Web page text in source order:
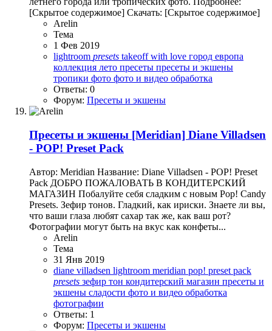
[Скрытое содержимое] Скачать: [Скрытое содержимое]
Arelin
Тема
1 Фев 2019
lightroom presets takeoff with love город европа
коллекция лето пресеты пресеты и экшены
тропики фото фото и видео обработка
Ответы: 0
Форум: Пресеты и экшены
Пресеты и экшены [Meridian] Diane Villadsen
- POP! Preset Pack
Автор: Meridian Название: Diane Villadsen - POP! Preset
Pack ДОБРО ПОЖАЛОВАТЬ В КОНДИТЕРСКИЙ
МАГАЗИН Побалуйте себя сладким с новым Pop! Candy
Presets. Зефир тонов. Гладкий, как ириски. Знаете ли вы,
что ваши глаза любят сахар так же, как ваш рот?
Фотографии могут быть на вкус как конфеты...
Arelin
Тема
31 Янв 2019
diane villadsen lightroom meridian pop! preset pack
presets зефир тон кондитерский магазин пресеты и
экшены сладости фото и видео обработка
фотографии
Ответы: 1
Форум: Пресеты и экшены